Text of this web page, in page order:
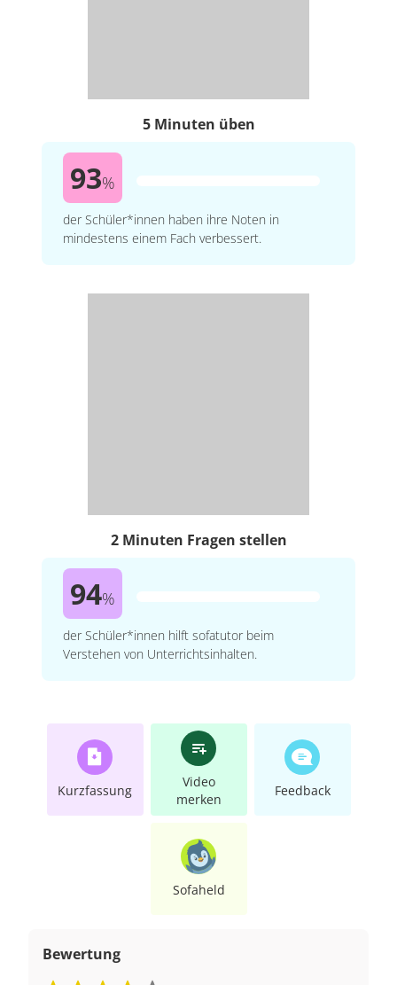
5 Minuten üben
93%
der Schüler*innen haben ihre Noten in
mindestens einem Fach verbessert.
2 Minuten Fragen stellen
94%
der Schüler*innen hilft sofatutor beim
Verstehen von Unterrichtsinhalten.
Kurzfassung
Video
merken
Feedback
Sofaheld
Bewertung